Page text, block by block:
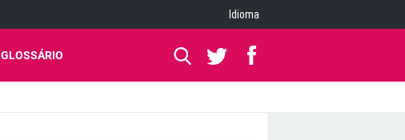
Idioma
GLOSSÁRIO